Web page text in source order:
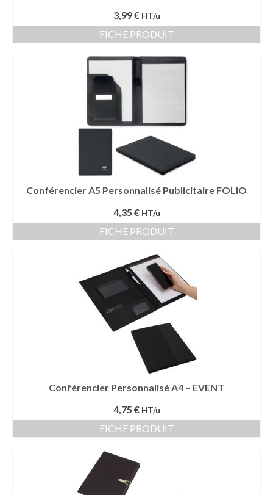
3,99 € HT/u
FICHE PRODUIT
Conférencier A5 Personnalisé Publicitaire FOLIO
4,35 € HT/u
FICHE PRODUIT
Conférencier Personnalisé A4 – EVENT
4,75 € HT/u
FICHE PRODUIT